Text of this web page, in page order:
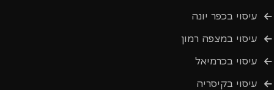
עיסוי בכפר יונה
עיסוי במצפה רמון
עיסוי בכרמיאל
עיסוי בקיסריה